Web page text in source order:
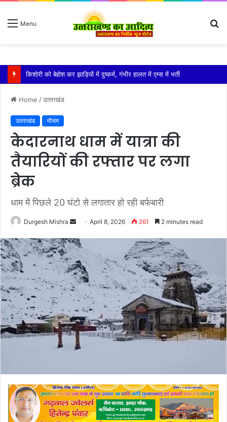
Menu
किशोरी को बेहोश कर झाड़ियों में दुष्कर्म, गंभीर हालत में एम्स में भर्ती
Home /उतराखंड
उतराखंड मौसम
केदारनाथ धाम में यात्रा की
तैयारियों की रफ्तार पर लगा
ब्रेक
धाम में पिछले 20 घंटो से लगातार हो रही बर्फबारी
Durgesh Mishra
Send
email
April 8, 2026 261 2 minutes read